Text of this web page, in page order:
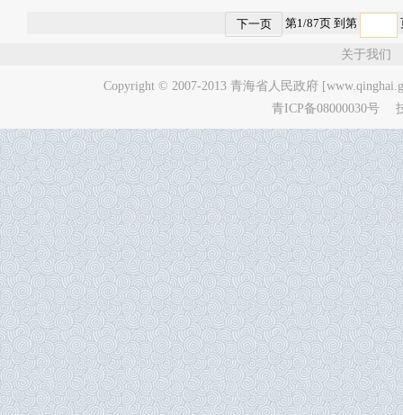
下一页 第1/87页 到第
关于我们
Copyright © 2007-2013 青海省人民政府
青ICP备08000030号